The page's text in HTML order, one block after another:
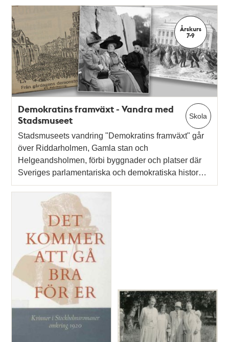
Årskurs
7-9
Skola
Demokratins framväxt - Vandra med
Stadsmuseet
Stadsmuseets vandring "Demokratins framväxt" går
över Riddarholmen, Gamla stan och
Helgeandsholmen, förbi byggnader och platser där
Sveriges parlamentariska och demokratiska histor…